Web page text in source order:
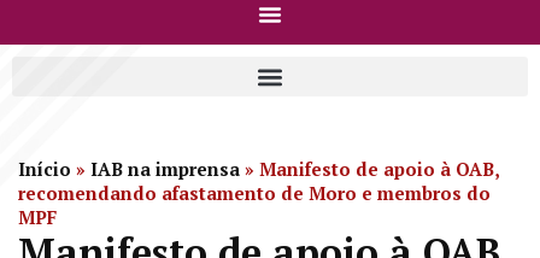
Início » IAB na imprensa » Manifesto de apoio à OAB,
recomendando afastamento de Moro e membros do
MPF